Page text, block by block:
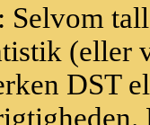
(eller
DST